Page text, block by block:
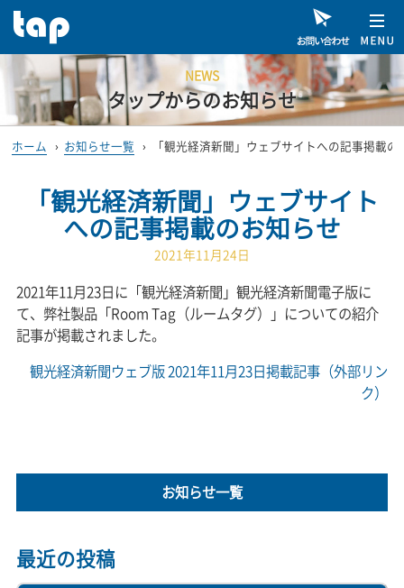
NEWS
タップからのお知らせ
ホーム › お知らせ一覧 › 「観光経済新聞」ウェブサイトへの記事掲載の
「観光経済新聞」ウェブサイト
への記事掲載のお知らせ
2021年11月24日
2021年11月23日に「観光経済新聞」観光経済新聞電子版に
て、弊社製品「Room Tag（ルームタグ）」についての紹介
記事が掲載されました。
観光経済新聞ウェブ版 2021年11月23日掲載記事（外部リン
ク）
お知らせ一覧
最近の投稿